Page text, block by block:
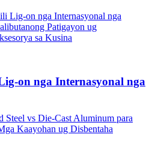
on nga Internasyonal nga